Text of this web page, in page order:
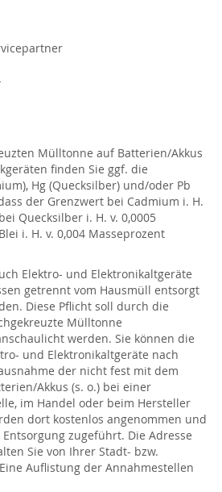
Mülltonne auf Batterien/Akkus
finden Sie ggf. die
Hg (Quecksilber) und/oder Pb
der Grenzwert bei Cadmium i. H.
Quecksilber i. H. v. 0,0005
i. H. v. 0,004 Masseprozent
Elektro- und Elektronikaltgeräte
getrennt vom Hausmüll entsorgt
Diese Pflicht soll durch die
Mülltonne
werden. Sie können die
und Elektronikaltgeräte nach
der nicht fest mit dem
Akkus (s. o.) bei einer
im Handel oder beim Hersteller
dort kostenlos angenommen und
zugeführt. Die Adresse
Sie von Ihrer Stadt- bzw.
Auflistung der Annahmestellen